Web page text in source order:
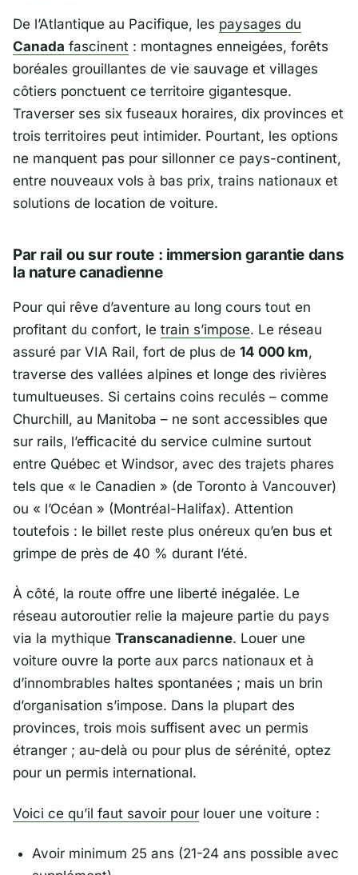
De l’Atlantique au Pacifique, les paysages du
Canada fascinent : montagnes enneigées, forêts
boréales grouillantes de vie sauvage et villages
côtiers ponctuent ce territoire gigantesque.
Traverser ses six fuseaux horaires, dix provinces et
trois territoires peut intimider. Pourtant, les options
ne manquent pas pour sillonner ce pays-continent,
entre nouveaux vols à bas prix, trains nationaux et
solutions de location de voiture.
Par rail ou sur route : immersion garantie dans
la nature canadienne
Pour qui rêve d’aventure au long cours tout en
profitant du confort, le train s’impose. Le réseau
assuré par VIA Rail, fort de plus de 14 000 km,
traverse des vallées alpines et longe des rivières
tumultueuses. Si certains coins reculés – comme
Churchill, au Manitoba – ne sont accessibles que
sur rails, l’efficacité du service culmine surtout
entre Québec et Windsor, avec des trajets phares
tels que « le Canadien » (de Toronto à Vancouver)
ou « l’Océan » (Montréal-Halifax). Attention
toutefois : le billet reste plus onéreux qu’en bus et
grimpe de près de 40 % durant l’été.
À côté, la route offre une liberté inégalée. Le
réseau autoroutier relie la majeure partie du pays
via la mythique Transcanadienne. Louer une
voiture ouvre la porte aux parcs nationaux et à
d’innombrables haltes spontanées ; mais un brin
d’organisation s’impose. Dans la plupart des
provinces, trois mois suffisent avec un permis
étranger ; au-delà ou pour plus de sérénité, optez
pour un permis international.
Voici ce qu’il faut savoir pour louer une voiture :
Avoir minimum 25 ans (21-24 ans possible avec